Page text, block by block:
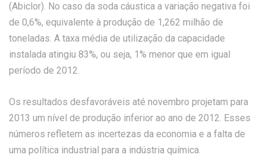
(Abiclor). No caso da soda cáustica a variação negativa foi
de 0,6%, equivalente à produção de 1,262 milhão de
toneladas. A taxa média de utilização da capacidade
instalada atingiu 83%, ou seja, 1% menor que em igual
período de 2012.
Os resultados desfavoráveis até novembro projetam para
2013 um nível de produção inferior ao ano de 2012. Esses
números refletem as incertezas da economia e a falta de
uma política industrial para a indústria química.